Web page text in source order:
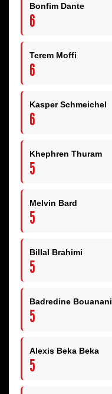
Bonfim Dante
6
Terem Moffi
6
Kasper Schmeichel
6
Khephren Thuram
5
Melvin Bard
5
Billal Brahimi
5
Badredine Bouanani
5
Alexis Beka Beka
5